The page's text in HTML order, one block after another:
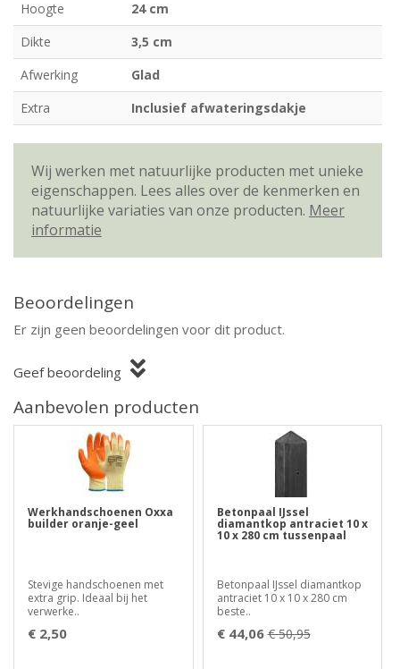
Hoogte
24 cm
Dikte
3,5 cm
Afwerking
Glad
Extra
Inclusief afwateringsdakje
Wij werken met natuurlijke producten met unieke
eigenschappen. Lees alles over de kenmerken en
natuurlijke variaties van onze producten. Meer
informatie
Beoordelingen
Er zijn geen beoordelingen voor dit product.
Geef beoordeling
Aanbevolen producten
Werkhandschoenen Oxxa
builder oranje-geel
Stevige handschoenen met
extra grip. Ideaal bij het
verwerke..
€ 2,50
Betonpaal IJssel
diamantkop antraciet 10 x
10 x 280 cm tussenpaal
Betonpaal IJssel diamantkop
antraciet 10 x 10 x 280 cm
beste..
€ 44,06 € 50,95